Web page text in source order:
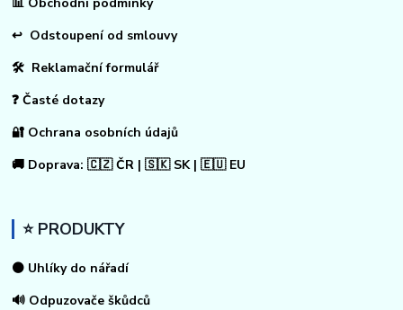
↩ Odstoupení od smlouvy
🛠 Reklamační formulář
❓ Časté dotazy
🔐 Ochrana osobních údajů
🚚 Doprava: 🇨🇿 ČR | 🇸🇰 SK | 🇪🇺 EU
⭐ PRODUKTY
⚫ Uhlíky do nářadí
🔊 Odpuzovače škůdců